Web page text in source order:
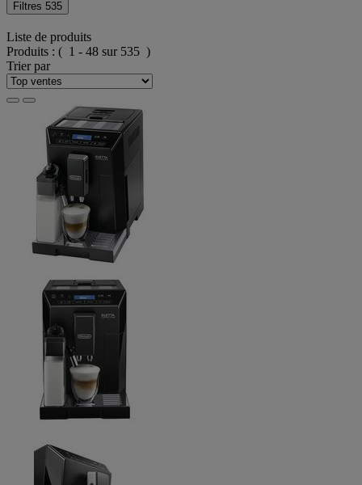
Filtres 535
Liste de produits
Produits : ( 1 - 48 sur 535 )
Trier par